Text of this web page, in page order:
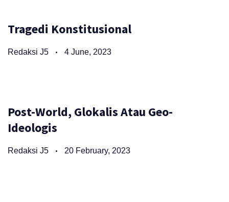
Tragedi Konstitusional
Redaksi J5 4 June, 2023
Post-World, Glokalis Atau Geo-
Ideologis
Redaksi J5 20 February, 2023